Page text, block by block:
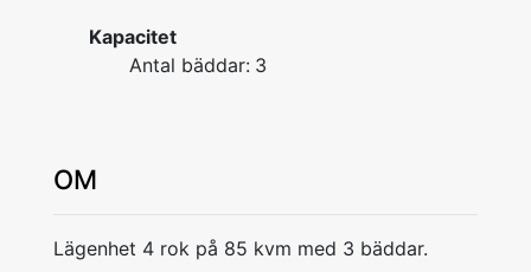
Kapacitet
Antal bäddar: 3
OM
Lägenhet 4 rok på 85 kvm med 3 bäddar.